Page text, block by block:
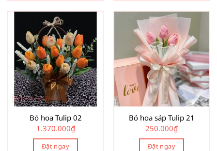
Bó hoa Tulip 02
1.370.000₫
Đặt ngay
Bó hoa sáp Tulip 21
250.000₫
Đặt ngay